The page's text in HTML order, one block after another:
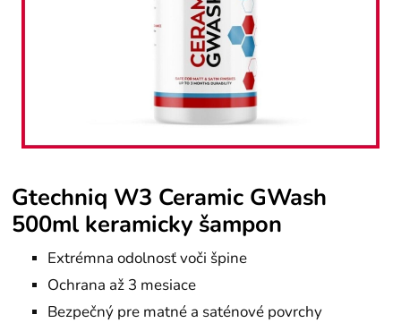
Gtechniq W3 Ceramic GWash
500ml keramicky šampon
Extrémna odolnosť voči špine
Ochrana až 3 mesiace
Bezpečný pre matné a saténové povrchy